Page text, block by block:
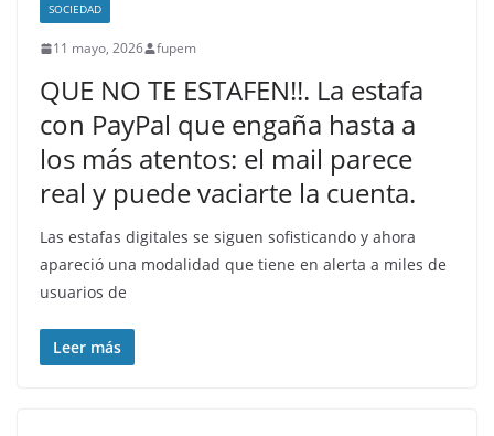
SOCIEDAD
11 mayo, 2026 fupem
QUE NO TE ESTAFEN!!. La estafa
con PayPal que engaña hasta a
los más atentos: el mail parece
real y puede vaciarte la cuenta.
Las estafas digitales se siguen sofisticando y ahora
apareció una modalidad que tiene en alerta a miles de
usuarios de
Leer más